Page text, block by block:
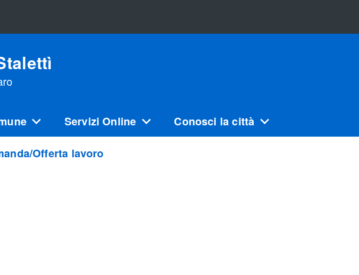
Servizi Online Conosci la città
Offerta lavoro